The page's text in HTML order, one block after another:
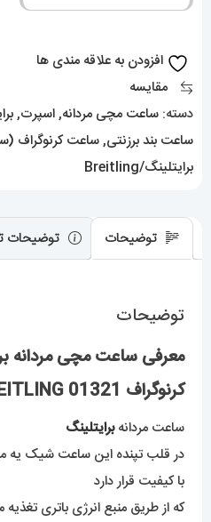
کرنوگراف
BREITLING
افزودن به علاقه مندی ها
مقایسه
دسته: ساعت مچی مردانه,اسپرت,
ساعت بند برزنتی,ساعت کرنوگراف
برایتلینگ/Breitling
توضیحات توضیحات
توضیحات
معرفی ساعت مچی مردانه
کرنوگراف BREITLING 01321
ساعت مردانهبرایتلینگ
در قلب تپنده این ساعت شیک یه
با کیفیت قرار دارد
که از طریق منبع انرژی باتری